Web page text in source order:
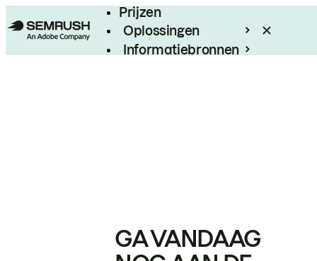
Prijzen
Oplossingen
Informatiebronnen
GA VANDAAG